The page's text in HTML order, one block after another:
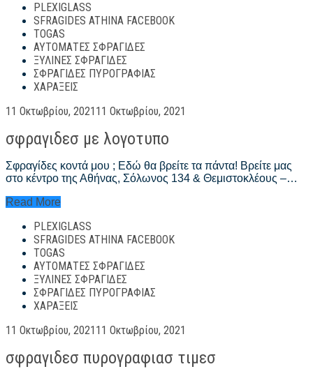
PLEXIGLASS
SFRAGIDES ATHINA FACEBOOK
TOGAS
ΑΥΤΌΜΑΤΕΣ ΣΦΡΑΓΊΔΕΣ
ΞΎΛΙΝΕΣ ΣΦΡΑΓΊΔΕΣ
ΣΦΡΑΓΊΔΕΣ ΠΥΡΟΓΡΑΦΊΑΣ
ΧΑΡΆΞΕΙΣ
Posted
11 Οκτωβρίου, 2021 11 Οκτωβρίου, 2021
σφραγιδεσ με λογοτυπο
Σφραγίδες κοντά μου ; Εδώ θα βρείτε τα πάντα! Βρείτε μας
στο κέντρο της Αθήνας, Σόλωνος 134 & Θεμιστοκλέους –…
σφραγιδεσ
λογοτυπο
Read More
PLEXIGLASS
SFRAGIDES ATHINA FACEBOOK
TOGAS
ΑΥΤΌΜΑΤΕΣ ΣΦΡΑΓΊΔΕΣ
ΞΎΛΙΝΕΣ ΣΦΡΑΓΊΔΕΣ
ΣΦΡΑΓΊΔΕΣ ΠΥΡΟΓΡΑΦΊΑΣ
ΧΑΡΆΞΕΙΣ
Posted
11 Οκτωβρίου, 2021 11 Οκτωβρίου, 2021
σφραγιδεσ πυρογραφιασ τιμεσ